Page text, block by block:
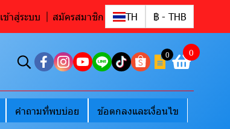
เข้าสู่ระบบ สมัครสมาชิก TH ฿ - THB
0 0
คำถามที่พบบ่อย
ข้อตกลงและเงื่อนไข